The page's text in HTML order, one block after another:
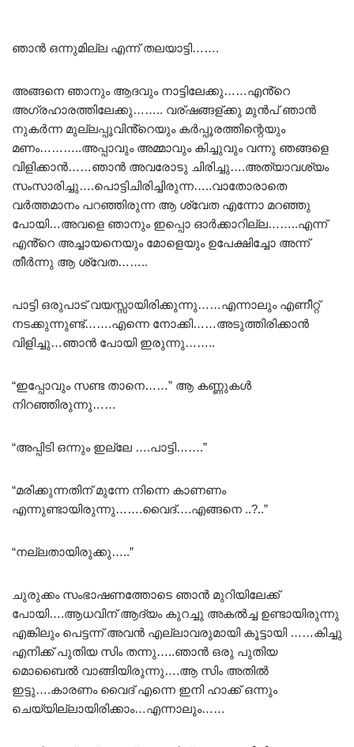
ഞാൻ ഒന്നുമില്ല എന്ന് തലയാട്ടി…….
അങ്ങനെ ഞാനും ആദവും നാട്ടിലേക്കു……എൻ്റെ
അഗ്രഹാരത്തിലേക്കു…….. വര്ഷങ്ങള്ക്കു മുൻപ് ഞാൻ
നുകർന്ന മുല്ലപ്പൂവിൻ്റെയും കർപ്പൂരത്തിന്റെയും
മണം………..അപ്പാവും അമ്മാവും കിച്ചുവും വന്നു ഞങ്ങളെ
വിളിക്കാൻ……ഞാൻ അവരോടു ചിരിച്ചു….അത്യാവശ്യം
സംസാരിച്ചു….പൊട്ടിചിരിച്ചിരുന്ന…..വാതോരാതെ
വർത്തമാനം പറഞ്ഞിരുന്ന ആ ശ്വേത എന്നോ മറഞ്ഞു
പോയി…അവളെ ഞാനും ഇപ്പൊ ഓർക്കാറില്ല……..എന്ന്
എൻ്റെ അച്ചായനെയും മോളെയും ഉപേക്ഷിച്ചോ അന്ന്
തീർന്നു ആ ശ്വേത……..
പാട്ടി ഒരുപാട് വയസ്സായിരിക്കുന്നു……എന്നാലും എണീറ്റ്
നടക്കുന്നുണ്ട്…….എന്നെ നോക്കി……അടുത്തിരിക്കാൻ
വിളിച്ചു…ഞാൻ പോയി ഇരുന്നു……..
“ഇപ്പോവും സണ്ട താനെ……” ആ കണ്ണുകൾ
നിറഞ്ഞിരുന്നു……
“അപ്പിടി ഒന്നും ഇല്ലേ ….പാട്ടി…….”
“മരിക്കുന്നതിന് മുന്നേ നിന്നെ കാണണം
എന്നുണ്ടായിരുന്നു…….വൈദ്….എങ്ങനെ ..?..”
“നല്ലതായിരുക്കു…..”
ചുരുക്കം സംഭാഷണത്തോടെ ഞാൻ മുറിയിലേക്ക്
പോയി….ആധവിന് ആദ്യം കുറച്ചു അകൽച്ച ഉണ്ടായിരുന്നു
എങ്കിലും പെട്ടന്ന് അവൻ എല്ലാവരുമായി കൂട്ടായി ……കിച്ചു
എനിക്ക് പുതിയ സിം തന്നു…..ഞാൻ ഒരു പുതിയ
മൊബൈൽ വാങ്ങിയിരുന്നു….ആ സിം അതിൽ
ഇട്ടു….കാരണം വൈദ് എന്നെ ഇനി ഹാക്ക് ഒന്നും
ചെയ്യില്ലായിരിക്കാം…എന്നാലും……